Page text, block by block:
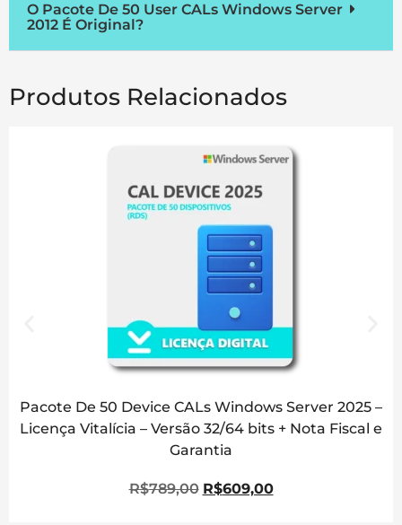
O Pacote De 50 User CALs Windows Server
2012 É Original?
Produtos Relacionados
Pacote De 50 Device CALs Windows Server 2025 –
Licença Vitalícia – Versão 32/64 bits + Nota Fiscal e
Garantia
R$789,00 R$609,00